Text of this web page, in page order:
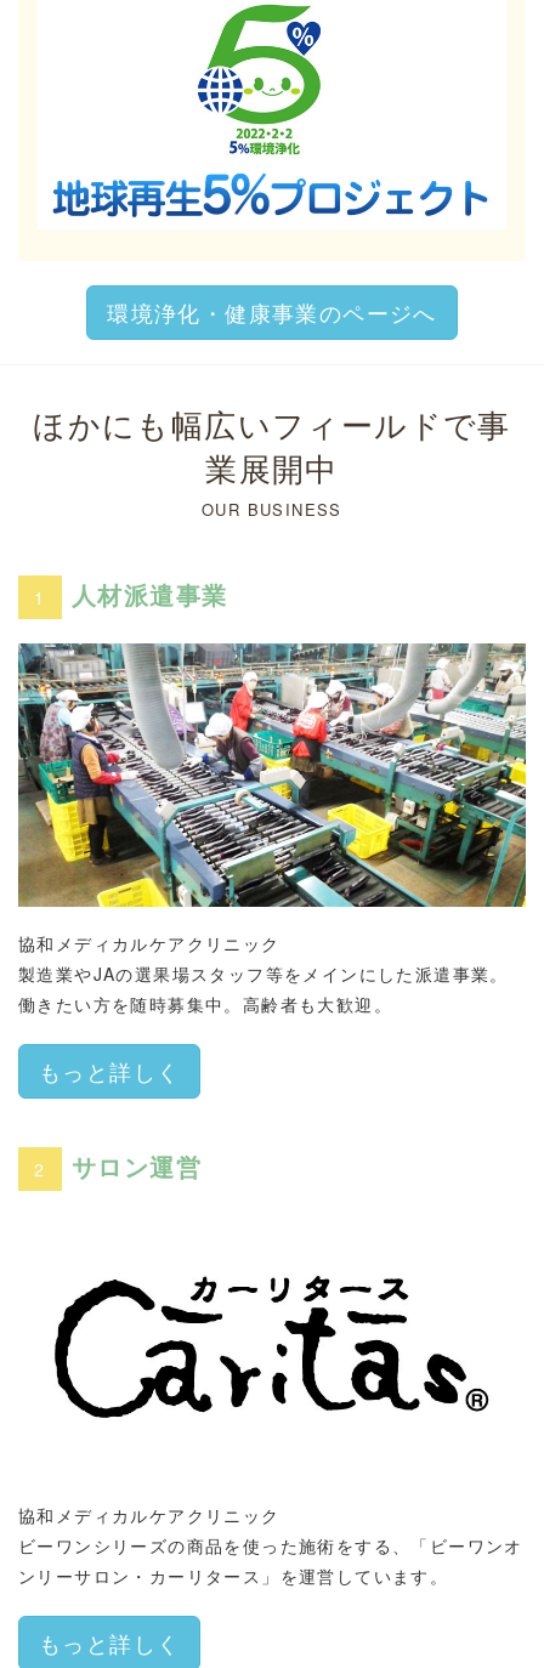
環境浄化・健康事業のページへ
ほかにも幅広いフィールドで事
業展開中
OUR BUSINESS
1 人材派遣事業
協和メディカルケアクリニック
製造業やJAの選果場スタッフ等をメインにした派遣事業。
働きたい方を随時募集中。高齢者も大歓迎。
もっと詳しく
2 サロン運営
協和メディカルケアクリニック
ビーワンシリーズの商品を使った施術をする、「ビーワンオ
ンリーサロン・カーリタース」を運営しています。
もっと詳しく